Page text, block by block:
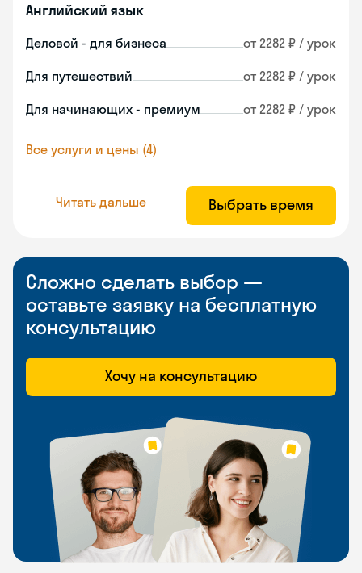
Английский язык
Деловой - для бизнеса от 2282 ₽ / урок
Для путешествий от 2282 ₽ / урок
Для начинающих - премиум от 2282 ₽ / урок
Все услуги и цены (4)
Читать дальше Выбрать время
Сложно сделать выбор —
оставьте заявку на бесплатную
консультацию
Хочу на консультацию